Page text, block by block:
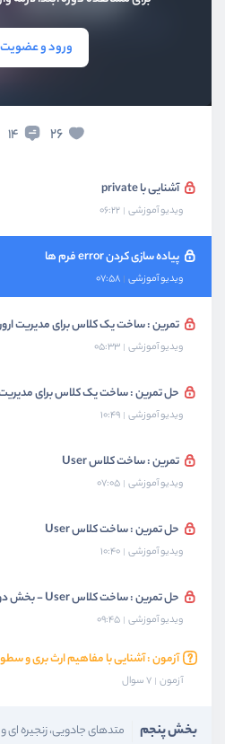
ورود و عضویت
26
14
ویدیو آموزشی 08:54
سطوح دسترسی چیست؟
آشنایی با private
ویدیو آموزشی 06:22
پیاده سازی کردن error فرم ها
ویدیو آموزشی 07:58
تمرین : ساخت یک کلاس برای مدیریت
ویدیو آموزشی 05:33
حل تمرین : ساخت یک کلاس برای مدیریت
ویدیو آموزشی 10:49
تمرین : ساخت کلاس User
ویدیو آموزشی 07:05
حل تمرین : ساخت کلاس User
ویدیو آموزشی 10:40
حل تمرین : ساخت کلاس User - بخش دوم
ویدیو آموزشی 09:45
آزمون : آشنایی با مفاهیم ارث بری و
آزمون 7 سوال
بخش پنجم متدهای جادویی، زنجیره ای و static